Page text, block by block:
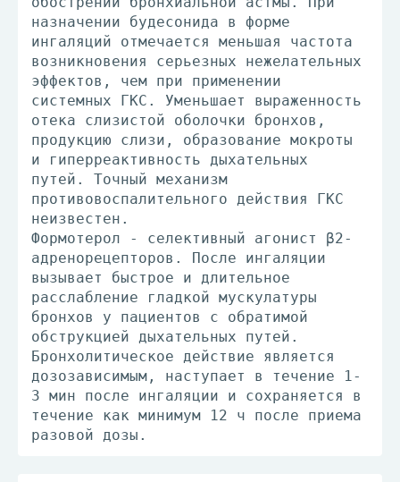
назначении будесонида в форме
ингаляций отмечается меньшая частота
возникновения серьезных нежелательных
эффектов, чем при применении
системных ГКС. Уменьшает выраженность
отека слизистой оболочки бронхов,
продукцию слизи, образование мокроты
и гиперреактивность дыхательных
путей. Точный механизм
противовоспалительного действия ГКС
неизвестен.
Формотерол - селективный агонист β2-
адренорецепторов. После ингаляции
вызывает быстрое и длительное
расслабление гладкой мускулатуры
бронхов у пациентов с обратимой
обструкцией дыхательных путей.
Бронхолитическое действие является
дозозависимым, наступает в течение 1-
3 мин после ингаляции и сохраняется в
течение как минимум 12 ч после приема
разовой дозы.